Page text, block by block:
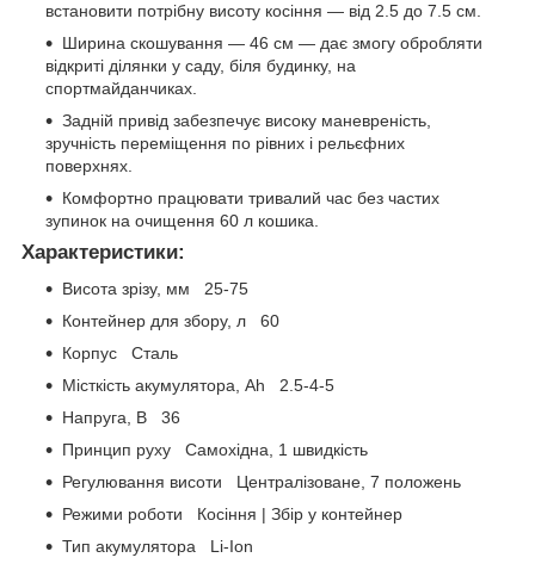
встановити потрібну висоту косіння — від 2.5 до 7.5 см.
Ширина скошування — 46 см — дає змогу обробляти
відкриті ділянки у саду, біля будинку, на
спортмайданчиках.
Задній привід забезпечує високу маневреність,
зручність переміщення по рівних і рельєфних
поверхнях.
Комфортно працювати тривалий час без частих
зупинок на очищення 60 л кошика.
Характеристики:
Висота зрізу, мм 25-75
Контейнер для збору, л 60
Корпус Сталь
Місткість акумулятора, Ah 2.5-4-5
Напруга, В 36
Принцип руху Самохідна, 1 швидкість
Регулювання висоти Централізоване, 7 положень
Режими роботи Косіння | Збір у контейнер
Тип акумулятора Li-Ion